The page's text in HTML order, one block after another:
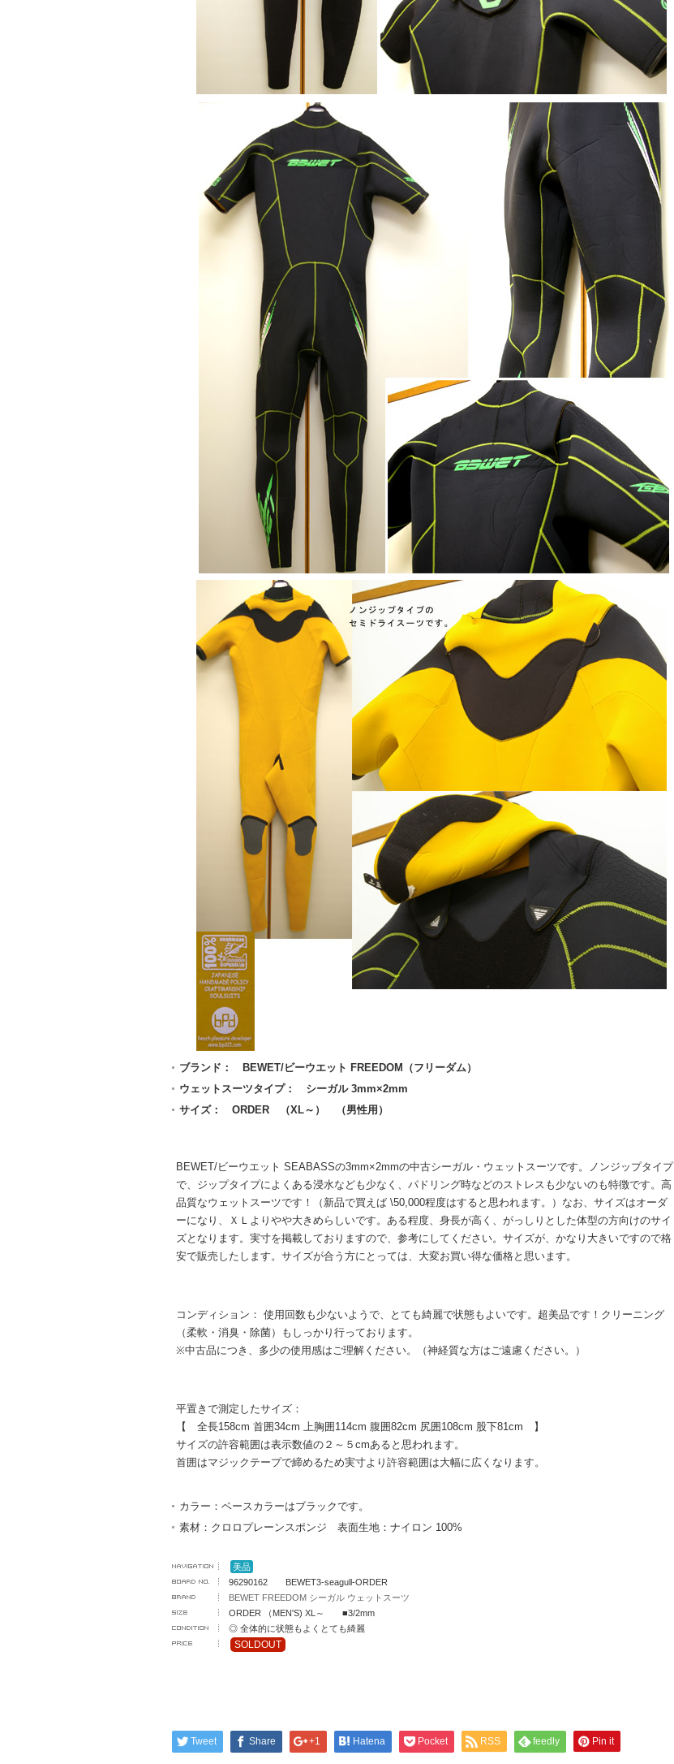
ブランド： BEWET/ビーウエット FREEDOM（フリーダム）
ウェットスーツタイプ： シーガル 3mm×2mm
サイズ： ORDER （XL～） （男性用）
BEWET/ビーウエット SEABASSの3mm×2mmの中古シーガル・ウェットスーツです。ノンジップタイプ
で、ジップタイプによくある浸水なども少なく、パドリング時などのストレスも少ないのも特徴です。高
品質なウェットスーツです！（新品で買えば \50,000程度はすると思われます。）なお、サイズはオーダ
ーになり、ＸＬよりやや大きめらしいです。ある程度、身長が高く、がっしりとした体型の方向けのサイ
ズとなります。実寸を掲載しておりますので、参考にしてください。サイズが、かなり大きいですので格
安で販売したします。サイズが合う方にとっては、大変お買い得な価格と思います。
コンディション： 使用回数も少ないようで、とても綺麗で状態もよいです。超美品です！クリーニング
（柔軟・消臭・除菌）もしっかり行っております。
※中古品につき、多少の使用感はご理解ください。（神経質な方はご遠慮ください。）
平置きで測定したサイズ：
【 全長158cm 首囲34cm 上胸囲114cm 腹囲82cm 尻囲108cm 股下81cm 】
サイズの許容範囲は表示数値の２～５cmあると思われます。
首囲はマジックテープで締めるため実寸より許容範囲は大幅に広くなります。
カラー：ベースカラーはブラックです。
素材：クロロプレーンスポンジ 表面生地：ナイロン 100%
美品
96290162 BEWET3-seagull-ORDER
BEWET FREEDOM シーガル ウェットスーツ
ORDER （MEN'S) XL～ ■3/2mm
◎ 全体的に状態もよくとても綺麗
SOLDOUT
Tweet Share +1 Hatena Pocket RSS feedly Pin it